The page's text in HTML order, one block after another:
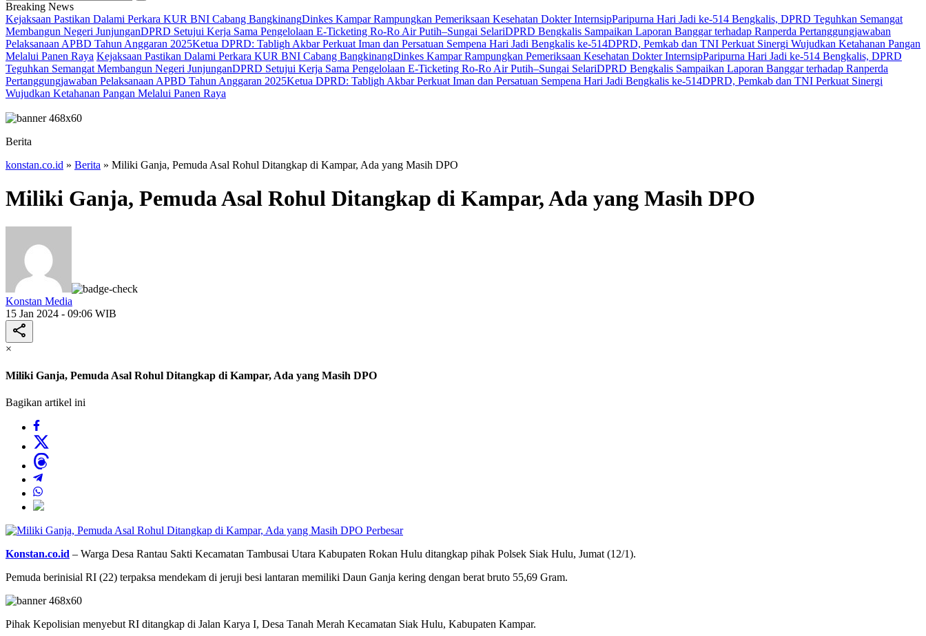
Breaking News
Kejaksaan Pastikan Dalami Perkara KUR BNI Cabang BangkinangDinkes Kampar Rampungkan Pemeriksaan Kesehatan Dokter InternsipParipurna Hari Jadi ke-514 Bengkalis, DPRD Teguhkan Semangat
Membangun Negeri JunjunganDPRD Setujui Kerja Sama Pengelolaan E-Ticketing Ro-Ro Air Putih–Sungai SelariDPRD Bengkalis Sampaikan Laporan Banggar terhadap Ranperda Pertanggungjawaban
Pelaksanaan APBD Tahun Anggaran 2025Ketua DPRD: Tabligh Akbar Perkuat Iman dan Persatuan Sempena Hari Jadi Bengkalis ke-514DPRD, Pemkab dan TNI Perkuat Sinergi Wujudkan Ketahanan Pangan
Melalui Panen Raya Kejaksaan Pastikan Dalami Perkara KUR BNI Cabang BangkinangDinkes Kampar Rampungkan Pemeriksaan Kesehatan Dokter InternsipParipurna Hari Jadi ke-514 Bengkalis, DPRD
Teguhkan Semangat Membangun Negeri JunjunganDPRD Setujui Kerja Sama Pengelolaan E-Ticketing Ro-Ro Air Putih–Sungai SelariDPRD Bengkalis Sampaikan Laporan Banggar terhadap Ranperda
Pertanggungjawaban Pelaksanaan APBD Tahun Anggaran 2025Ketua DPRD: Tabligh Akbar Perkuat Iman dan Persatuan Sempena Hari Jadi Bengkalis ke-514DPRD, Pemkab dan TNI Perkuat Sinergi
Wujudkan Ketahanan Pangan Melalui Panen Raya
Berita
konstan.co.id » Berita » Miliki Ganja, Pemuda Asal Rohul Ditangkap di Kampar, Ada yang Masih DPO
Miliki Ganja, Pemuda Asal Rohul Ditangkap di Kampar, Ada yang Masih DPO
Konstan Media
15 Jan 2024 - 09:06 WIB
×
Miliki Ganja, Pemuda Asal Rohul Ditangkap di Kampar, Ada yang Masih DPO
Bagikan artikel ini
Perbesar
Konstan.co.id – Warga Desa Rantau Sakti Kecamatan Tambusai Utara Kabupaten Rokan Hulu ditangkap pihak Polsek Siak Hulu, Jumat (12/1).
Pemuda berinisial RI (22) terpaksa mendekam di jeruji besi lantaran memiliki Daun Ganja kering dengan berat bruto 55,69 Gram.
Pihak Kepolisian menyebut RI ditangkap di Jalan Karya I, Desa Tanah Merah Kecamatan Siak Hulu, Kabupaten Kampar.